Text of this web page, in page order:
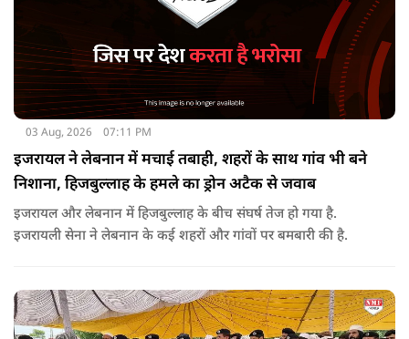
03 Aug, 2026 07:11 PM
इजरायल ने लेबनान में मचाई तबाही, शहरों के साथ गांव भी बने
निशाना, हिजबुल्लाह के हमले का ड्रोन अटैक से जवाब
इजरायल और लेबनान में हिजबुल्लाह के बीच संघर्ष तेज हो गया है.
इजरायली सेना ने लेबनान के कई शहरों और गांवों पर बमबारी की है.